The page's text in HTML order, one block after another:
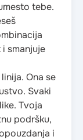
tebe.
smanjuje
Ona se
Svaki
Tvoja
podršku,
i